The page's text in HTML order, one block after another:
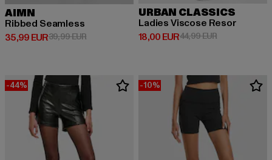
AIMN
Ribbed Seamless
35,99 EUR
Prix courant: 35,99 EUR
39,99 EURPrix en promotion: 39,99 EUR
URBAN CLASSICS
Ladies Viscose Resor
18,00 EUR
Prix courant: 18,00 EUR
44,99 EURPrix en
-44% -10%